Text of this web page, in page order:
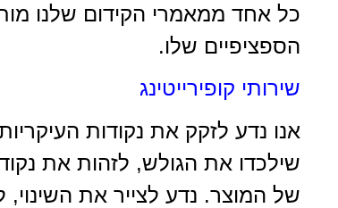
כל אחד ממאמרי הקידום שלנו
הספציפיים שלו.
שירותי קופירייטינג
אנו נדע לזקק את נקודות
שילכדו את הגולש, לזהות את
של המוצר. נדע לצייר את